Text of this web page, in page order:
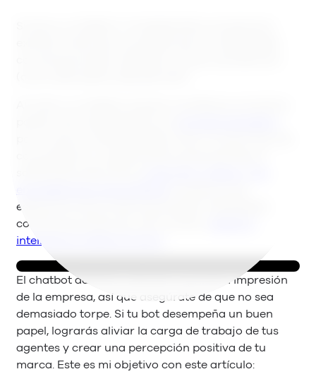
esperamos de los bots que tengan habilidades
conversacionales de nivel humano,
inteligencia hasta el humor
El chatbot además suele dar la primera impresión
de la empresa, así que asegúrate de que no sea
demasiado torpe. Si tu bot desempeña un buen
papel, lograrás aliviar la carga de trabajo de tus
agentes y crear una percepción positiva de tu
marca. Este es mi objetivo con este artículo: